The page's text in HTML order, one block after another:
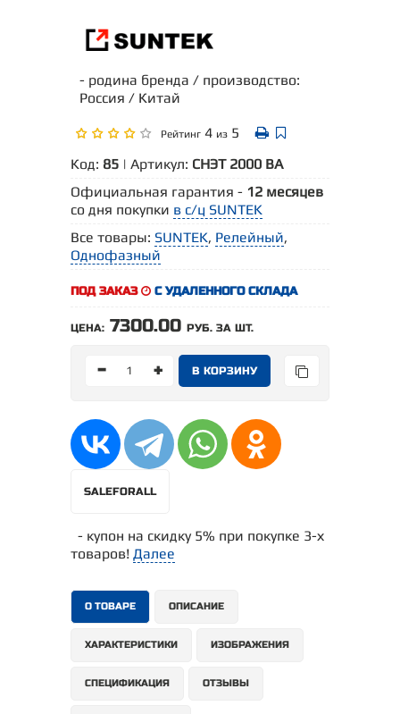
- родина бренда / производство:
Россия / Китай
Рейтинг 4 из 5
Код: 85 | Артикул: СНЭТ 2000 ВА
Официальная гарантия - 12 месяцев
со дня покупки в с/ц SUNTEK
Все товары: SUNTEK, Релейный,
Однофазный
ПОД ЗАКАЗ С УДАЛЕННОГО СКЛАДА
ЦЕНА: 7300.00 РУБ. ЗА ШТ.
- +
SALEFORALL
- купон на скидку 5% при покупке 3-х
товаров! Далее
О ТОВАРЕ ОПИСАНИЕ
ХАРАКТЕРИСТИКИ ИЗОБРАЖЕНИЯ
СПЕЦИФИКАЦИЯ ОТЗЫВЫ